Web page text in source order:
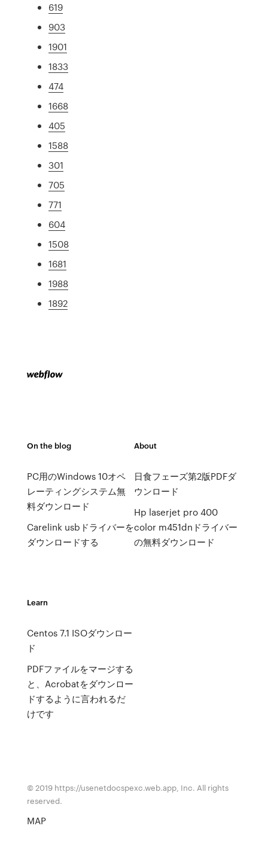
619
903
1901
1833
474
1668
405
1588
301
705
771
604
1508
1681
1988
1892
On the blog
PC用のWindows 10オペ
レーティングシステム無
料ダウンロード
Carelink usbドライバーを
ダウンロードする
About
日食フェーズ第2版PDFダ
ウンロード
Hp laserjet pro 400
color m451dnドライバー
の無料ダウンロード
Learn
Centos 7.1 ISOダウンロー
ド
PDFファイルをマージする
と、Acrobatをダウンロー
ドするように言われるだ
けです
© 2019 https://usenetdocspexc.web.app, Inc. All rights
reserved.
MAP